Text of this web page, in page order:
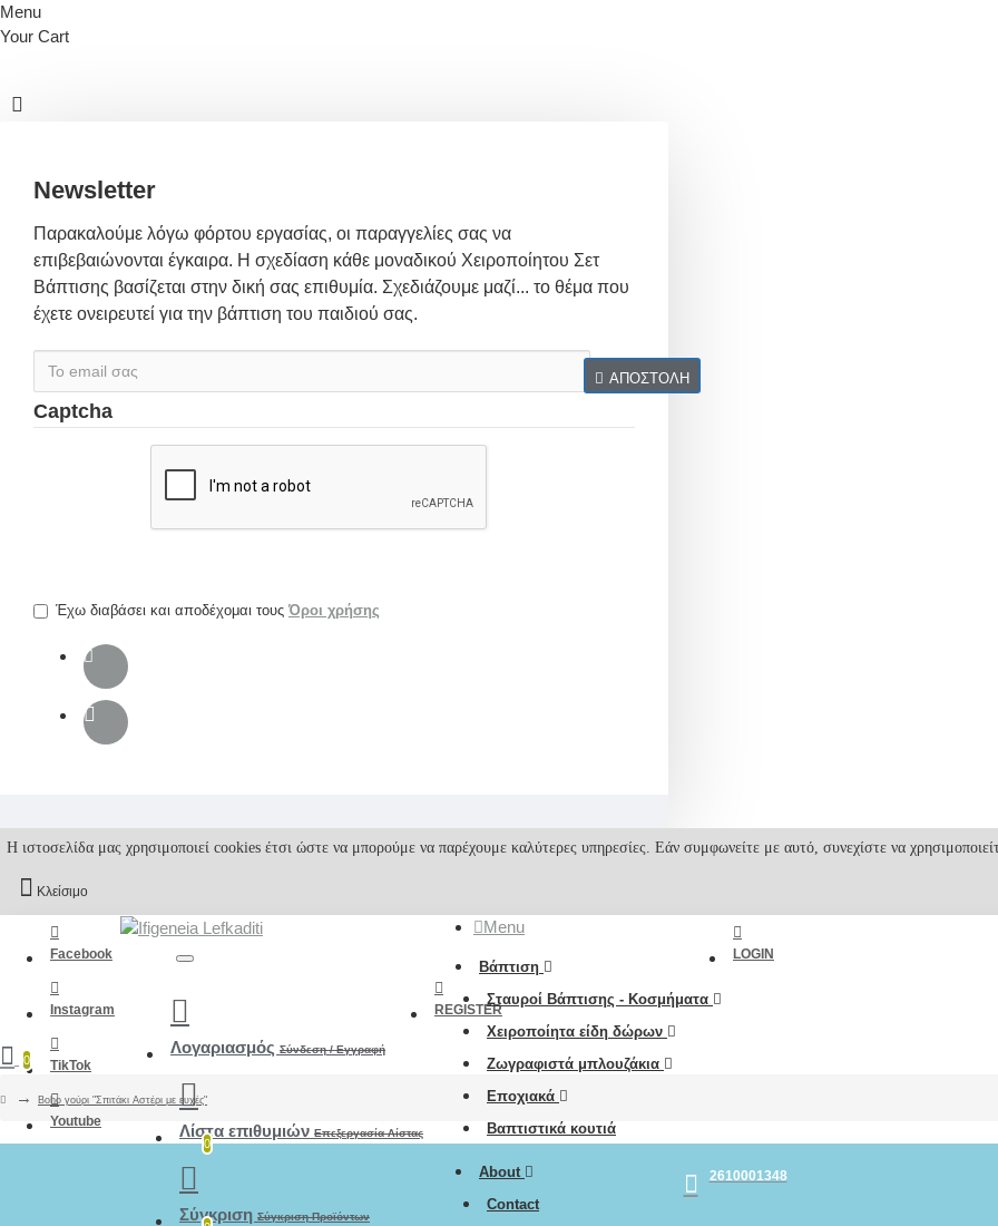
Menu
Your Cart
Newsletter
Παρακαλούμε λόγω φόρτου εργασίας, οι παραγγελίες σας να
επιβεβαιώνονται έγκαιρα. Η σχεδίαση κάθε μοναδικού Χειροποίητου Σετ
Βάπτισης βασίζεται στην δική σας επιθυμία. Σχεδιάζουμε μαζί... το θέμα που
έχετε ονειρευτεί για την βάπτιση του παιδιού σας.
ΑΠΟΣΤΟΛΉ
Captcha
Έχω διαβάσει και αποδέχομαι τους Όροι χρήσης
Η ιστοσελίδα μας χρησιμοποιεί cookies έτσι ώστε να μπορούμε να παρέχουμε καλύτερες υπηρεσίες. Εάν συμφωνείτε με αυτό, συνεχίστε να
Κλείσιμο
Facebook
Instagram
TikTok
Youtube
Λογαριασμός Σύνδεση / Εγγραφή
Λίστα επιθυμιών Επεξεργασία Λίστας
0
Σύγκριση Σύγκριση Προϊόντων
Menu
Βάπτιση
Σταυροί Βάπτισης - Κοσμήματα
Χειροποίητα είδη δώρων
Ζωγραφιστά μπλουζάκια
Εποχιακά
Βαπτιστικά κουτιά
About
Contact
LOGIN
REGISTER
0
Boho γούρι "Σπιτάκι Αστέρι με ευχές"
2610001348